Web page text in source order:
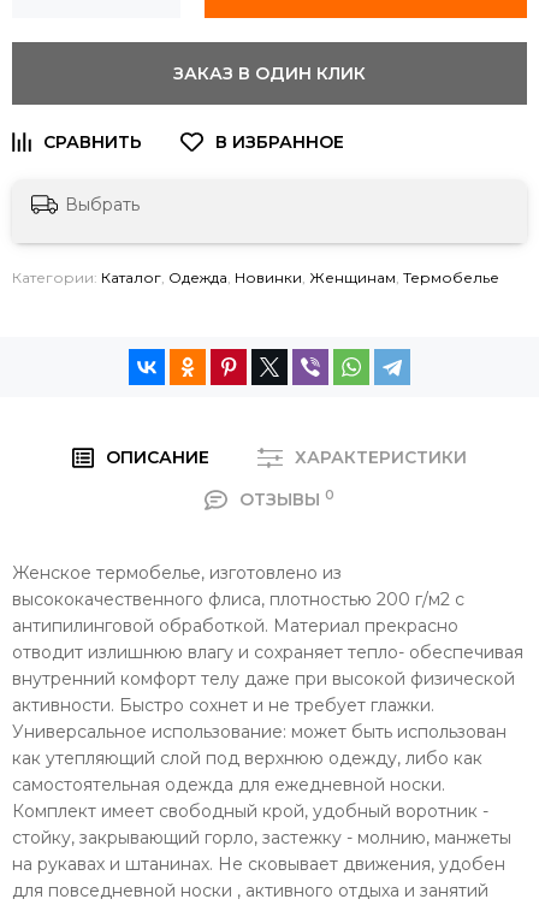
ЗАКАЗ В ОДИН КЛИК
Выбрать
Категории: Каталог, Одежда, Новинки, Женщинам, Термобелье
ОПИСАНИЕ
ХАРАКТЕРИСТИКИ
ОТЗЫВЫ 0
Женское термобелье, изготовлено из
высококачественного флиса, плотностью 200 г/м2 с
антипилинговой обработкой. Материал прекрасно
отводит излишнюю влагу и сохраняет тепло- обеспечивая
внутренний комфорт телу даже при высокой физической
активности. Быстро сохнет и не требует глажки.
Универсальное использование: может быть использован
как утепляющий слой под верхнюю одежду, либо как
самостоятельная одежда для ежедневной носки.
Комплект имеет свободный крой, удобный воротник -
стойку, закрывающий горло, застежку - молнию, манжеты
на рукавах и штанинах. Не сковывает движения, удобен
для повседневной носки , активного отдыха и занятий